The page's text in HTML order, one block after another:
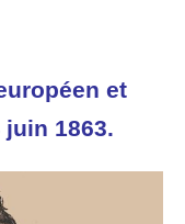
et
1863.